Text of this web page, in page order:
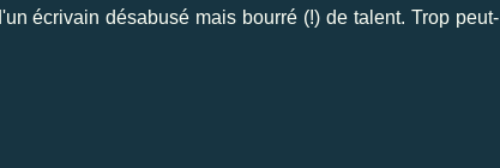
écrivain désabusé mais bourré (!) de talent. Trop peut-